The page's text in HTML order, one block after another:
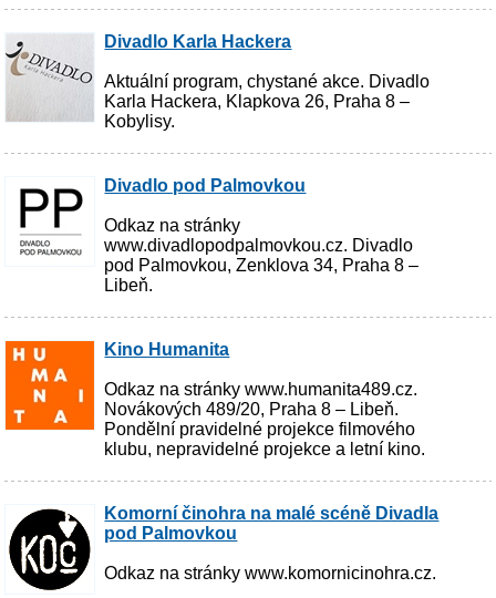
Divadlo Karla Hackera
Aktuální program, chystané akce. Divadlo
Karla Hackera, Klapkova 26, Praha 8 –
Kobylisy.
Divadlo pod Palmovkou
Odkaz na stránky
www.divadlopodpalmovkou.cz. Divadlo
pod Palmovkou, Zenklova 34, Praha 8 –
Libeň.
Kino Humanita
Odkaz na stránky www.humanita489.cz.
Novákových 489/20, Praha 8 – Libeň.
Pondělní pravidelné projekce filmového
klubu, nepravidelné projekce a letní kino.
Komorní činohra na malé scéně Divadla
pod Palmovkou
Odkaz na stránky www.komornicinohra.cz.